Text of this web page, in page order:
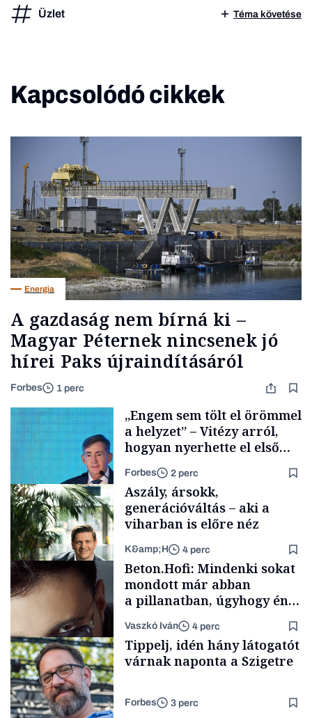
Üzlet Téma követése
Kapcsolódó cikkek
Energia
A gazdaság nem bírná ki –
Magyar Péternek nincsenek jó
hírei Paks újraindításáról
Forbes 1 perc
Elszámoltatás
„Engem sem tölt el örömmel
a helyzet” – Vitézy arról,
hogyan nyerhette el első
tenderét Mészárosék cége a
Tisza-kormány alatt
Forbes 2 perc
TÁMOGATÓI
TARTALOM
Aszály, ársokk,
generációváltás – aki a
viharban is előre néz
K&amp;H 4 perc
Forbes-sztori
Beton.Hofi: Mindenki sokat
mondott már abban
a pillanatban, úgyhogy én
a legsarkosabb
gondolataimat akartam
kimondani
Vaszkó Iván 4 perc
Tippelj, idén hány látogatót
várnak naponta a Szigetre
Forbes 3 perc